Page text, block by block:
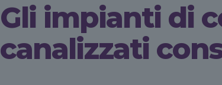
Gli impianti di
canalizzati